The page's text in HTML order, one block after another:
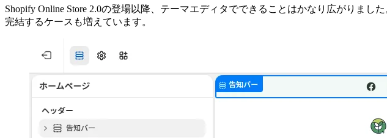
Shopify Online Store 2.0の登場以降、テーマエディタでできることはかなり広がりま
完結するケースも増えています。